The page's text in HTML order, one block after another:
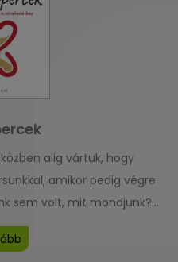
alig vártuk, hogy
amikor pedig végre
sem volt, mit mondjunk?
pár-és családterapeuta
segít átlendülni